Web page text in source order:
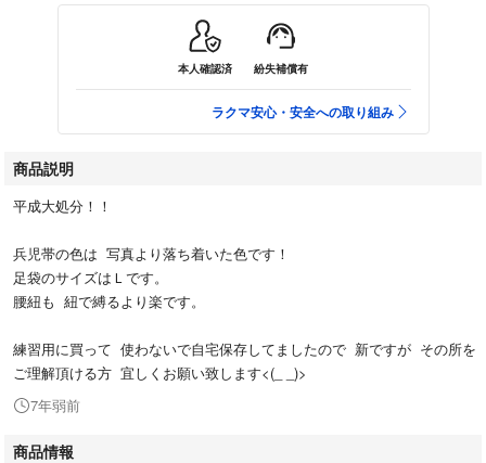
本人確認済 紛失補償有
ラクマ安心・安全への取り組み
商品説明
平成大処分！！
兵児帯の色は 写真より落ち着いた色です！
足袋のサイズはＬです。
腰紐も 紐で縛るより楽です。
練習用に買って 使わないで自宅保存してましたので 新ですが その所を
ご理解頂ける方 宜しくお願い致します<(_ _)>
7年弱前
商品情報